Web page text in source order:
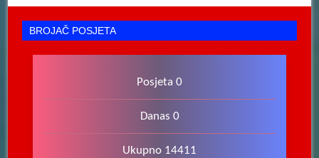
BROJAČ POSJETA
Posjeta 0
Danas 0
Ukupno 14411